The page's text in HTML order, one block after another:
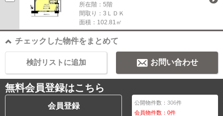
所在階：5階
間取り：3ＬＤＫ
面積：102.81㎡
チェックした物件をまとめて
お問い合わせ
検討リストに追加
無料会員登録はこちら
会員登録 公開物件数：306件
会員物件数：0件